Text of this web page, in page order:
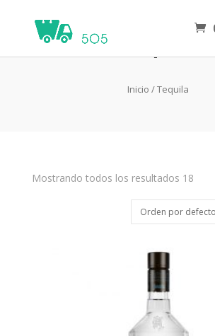
Inicio / Tequila
Mostrando todos los resultados 18